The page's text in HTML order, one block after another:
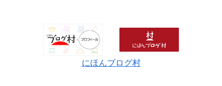
にほんブログ村